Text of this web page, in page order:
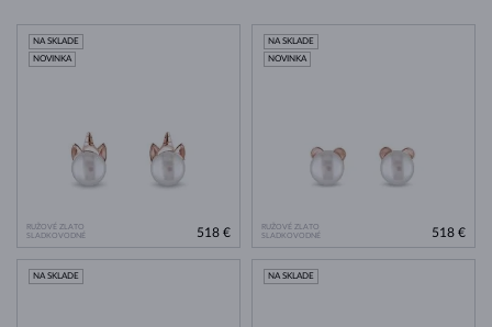
RUŽOVÉ ZLATO
SLADKOVODNÉ
NA SKLADE
NOVINKA
518 €
RUŽOVÉ ZLATO
SLADKOVODNÉ
NA SKLADE
NOVINKA
518 €
NA SKLADE NA SKLADE